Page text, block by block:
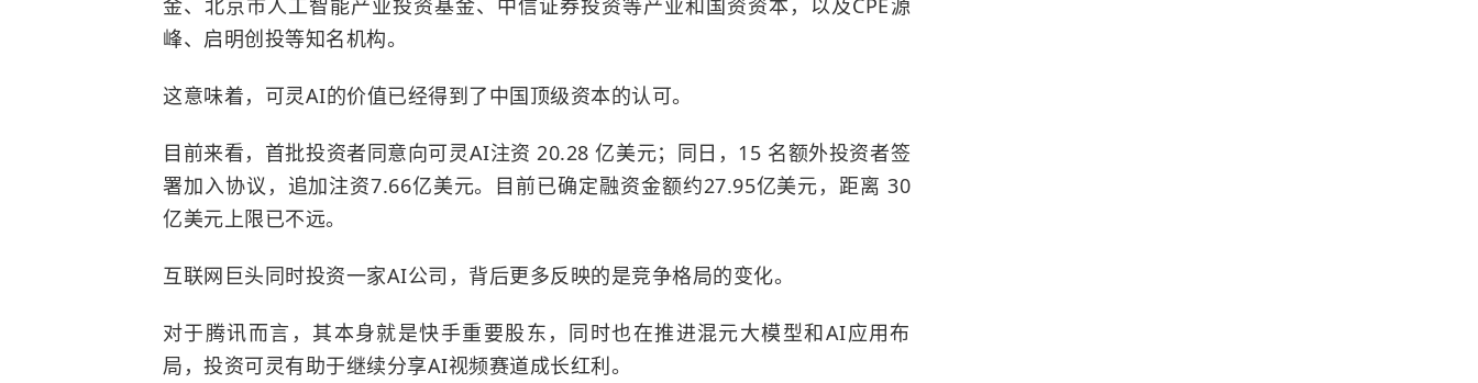
金、北京市人工智能产业投资基金、中信证券投资等产业和国资资本，以及CPE源
峰、启明创投等知名机构。
这意味着，可灵AI的价值已经得到了中国顶级资本的认可。
目前来看，首批投资者同意向可灵AI注资 20.28 亿美元；同日，15 名额外投资者签
署加入协议，追加注资7.66亿美元。目前已确定融资金额约27.95亿美元，距离 30
亿美元上限已不远。
互联网巨头同时投资一家AI公司，背后更多反映的是竞争格局的变化。
对于腾讯而言，其本身就是快手重要股东，同时也在推进混元大模型和AI应用布
局，投资可灵有助于继续分享AI视频赛道成长红利。